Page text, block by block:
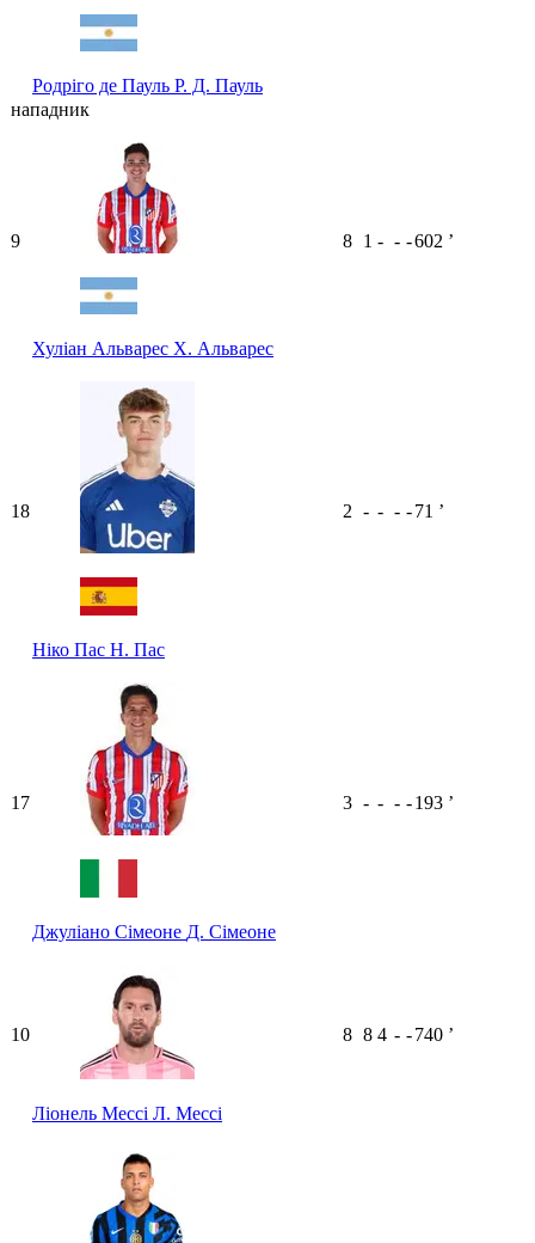
Родріго де Пауль Р. Д. Пауль
нападник
9
Хуліан Альварес Х. Альварес
8 1 - - -602 ʼ
18
Ніко Пас Н. Пас
2 - - - -71 ʼ
17
Джуліано Сімеоне Д. Сімеоне
3 - - - -193 ʼ
10
Ліонель Мессі Л. Мессі
8 8 4 - -740 ʼ